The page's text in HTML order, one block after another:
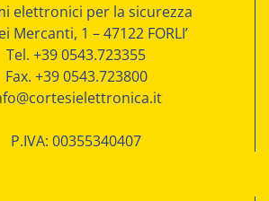
elettronici per la sicurezza
Mercanti, 1 – 47122 FORLI’
Tel. +39 0543.723355
Fax. +39 0543.723800
P.IVA: 00355340407